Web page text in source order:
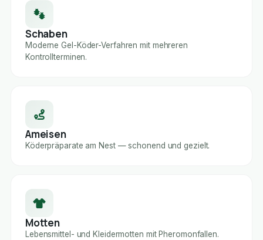
Schaben
Moderne Gel-Köder-Verfahren mit mehreren
Kontrollterminen.
Ameisen
Köderpräparate am Nest — schonend und gezielt.
Motten
Lebensmittel- und Kleidermotten mit Pheromonfallen.